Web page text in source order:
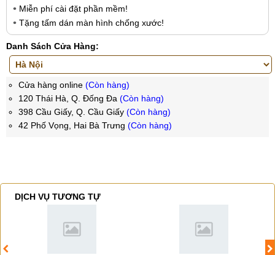
Miễn phí cài đặt phần mềm!
Tặng tấm dán màn hình chống xước!
Danh Sách Cửa Hàng:
Cửa hàng online (Còn hàng)
120 Thái Hà, Q. Đống Đa (Còn hàng)
398 Cầu Giấy, Q. Cầu Giấy (Còn hàng)
42 Phố Vọng, Hai Bà Trưng (Còn hàng)
DỊCH VỤ TƯƠNG TỰ